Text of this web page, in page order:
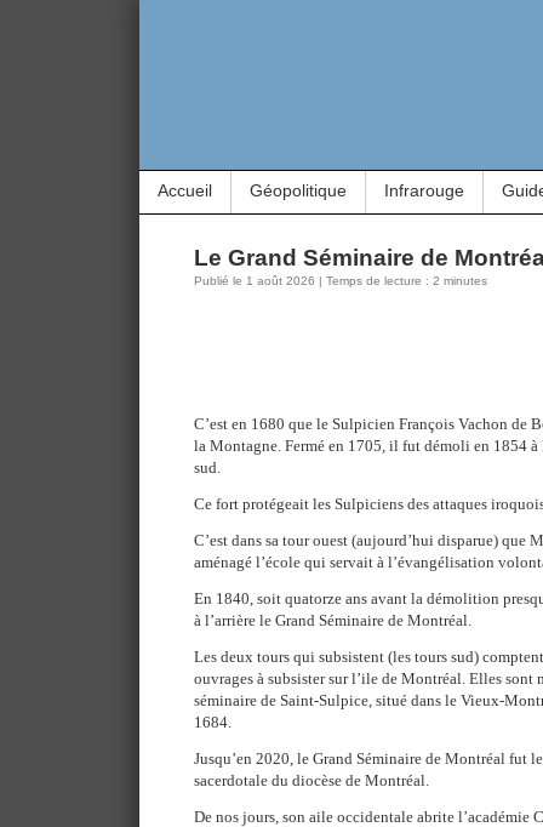
Accueil Géopolitique Infrarouge
Le Grand Séminaire de
Publié le 1 août 2026 | Temps de lecture : 2 minutes
C’est en 1680 que le Sulpicien François Vachon de
la Montagne. Fermé en 1705, il fut démoli en 1854 à
sud.
Ce fort protégeait les Sulpiciens des attaques
C’est dans sa tour ouest (aujourd’hui disparue) que
aménagé l’école qui servait à l’évangélisation
En 1840, soit quatorze ans avant la démolition
à l’arrière le Grand Séminaire de Montréal.
Les deux tours qui subsistent (les tours sud)
ouvrages à subsister sur l’ile de Montréal. Elles sont
séminaire de Saint-Sulpice, situé dans le Vieux-
1684.
Jusqu’en 2020, le Grand Séminaire de Montréal fut
sacerdotale du diocèse de Montréal.
De nos jours, son aile occidentale abrite l’académie